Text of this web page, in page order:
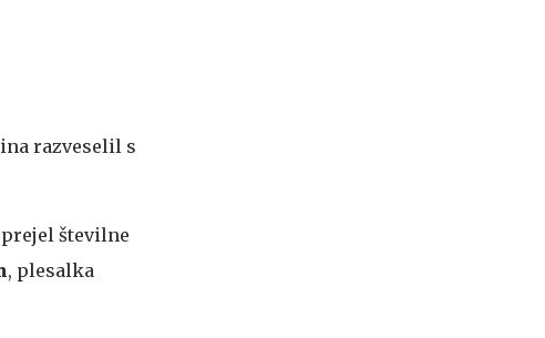
razveselil s
številne
, plesalka